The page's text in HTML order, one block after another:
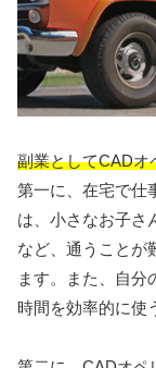
副業としてCADオ
第一に、在宅で仕
は、小さなお子さ
など、通うことが
ます。また、自分
時間を効率的に使